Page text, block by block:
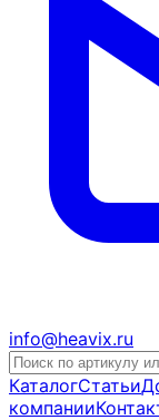
info@heavix.ru
КаталогСтатьи
компании